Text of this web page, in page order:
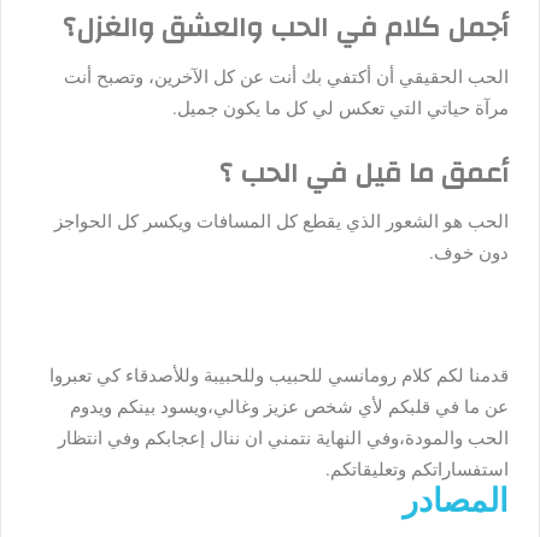
أجمل كلام في الحب والعشق والغزل؟
الحب الحقيقي أن أكتفي بك أنت عن كل الآخرين، وتصبح أنت
مرآة حياتي التي تعكس لي كل ما يكون جميل.
أعمق ما قيل في الحب ؟
الحب هو الشعور الذي يقطع كل المسافات ويكسر كل الحواجز
دون خوف.
قدمنا لكم كلام رومانسي للحبيب وللحبيبة وللأصدقاء كي تعبروا
عن ما في قلبكم لأي شخص عزيز وغالي،ويسود بينكم ويدوم
الحب والمودة،وفي النهاية نتمني ان ننال إعجابكم وفي انتظار
استفساراتكم وتعليقاتكم.
المصادر